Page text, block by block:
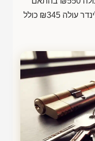
עולה ₪345 כולל